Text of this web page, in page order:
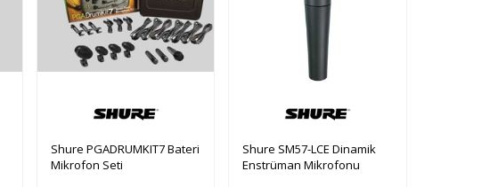
Shure PGADRUMKIT7 Bateri
Mikrofon Seti
Shure SM57-LCE Dinamik
Enstrüman Mikrofonu